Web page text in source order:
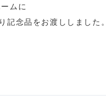
ムに
記念品をお渡ししました。